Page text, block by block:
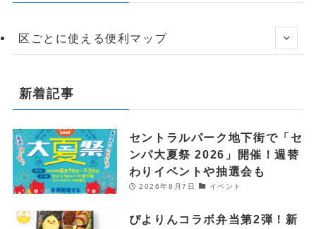
区ごとに使える便利マップ
新着記事
セントラルパーク地下街で「セ
ンパ大夏祭 2026」開催！週替
わりイベントや抽選会も
2026年8月7日 イベント
ぴよりんコラボ弁当第2弾！新